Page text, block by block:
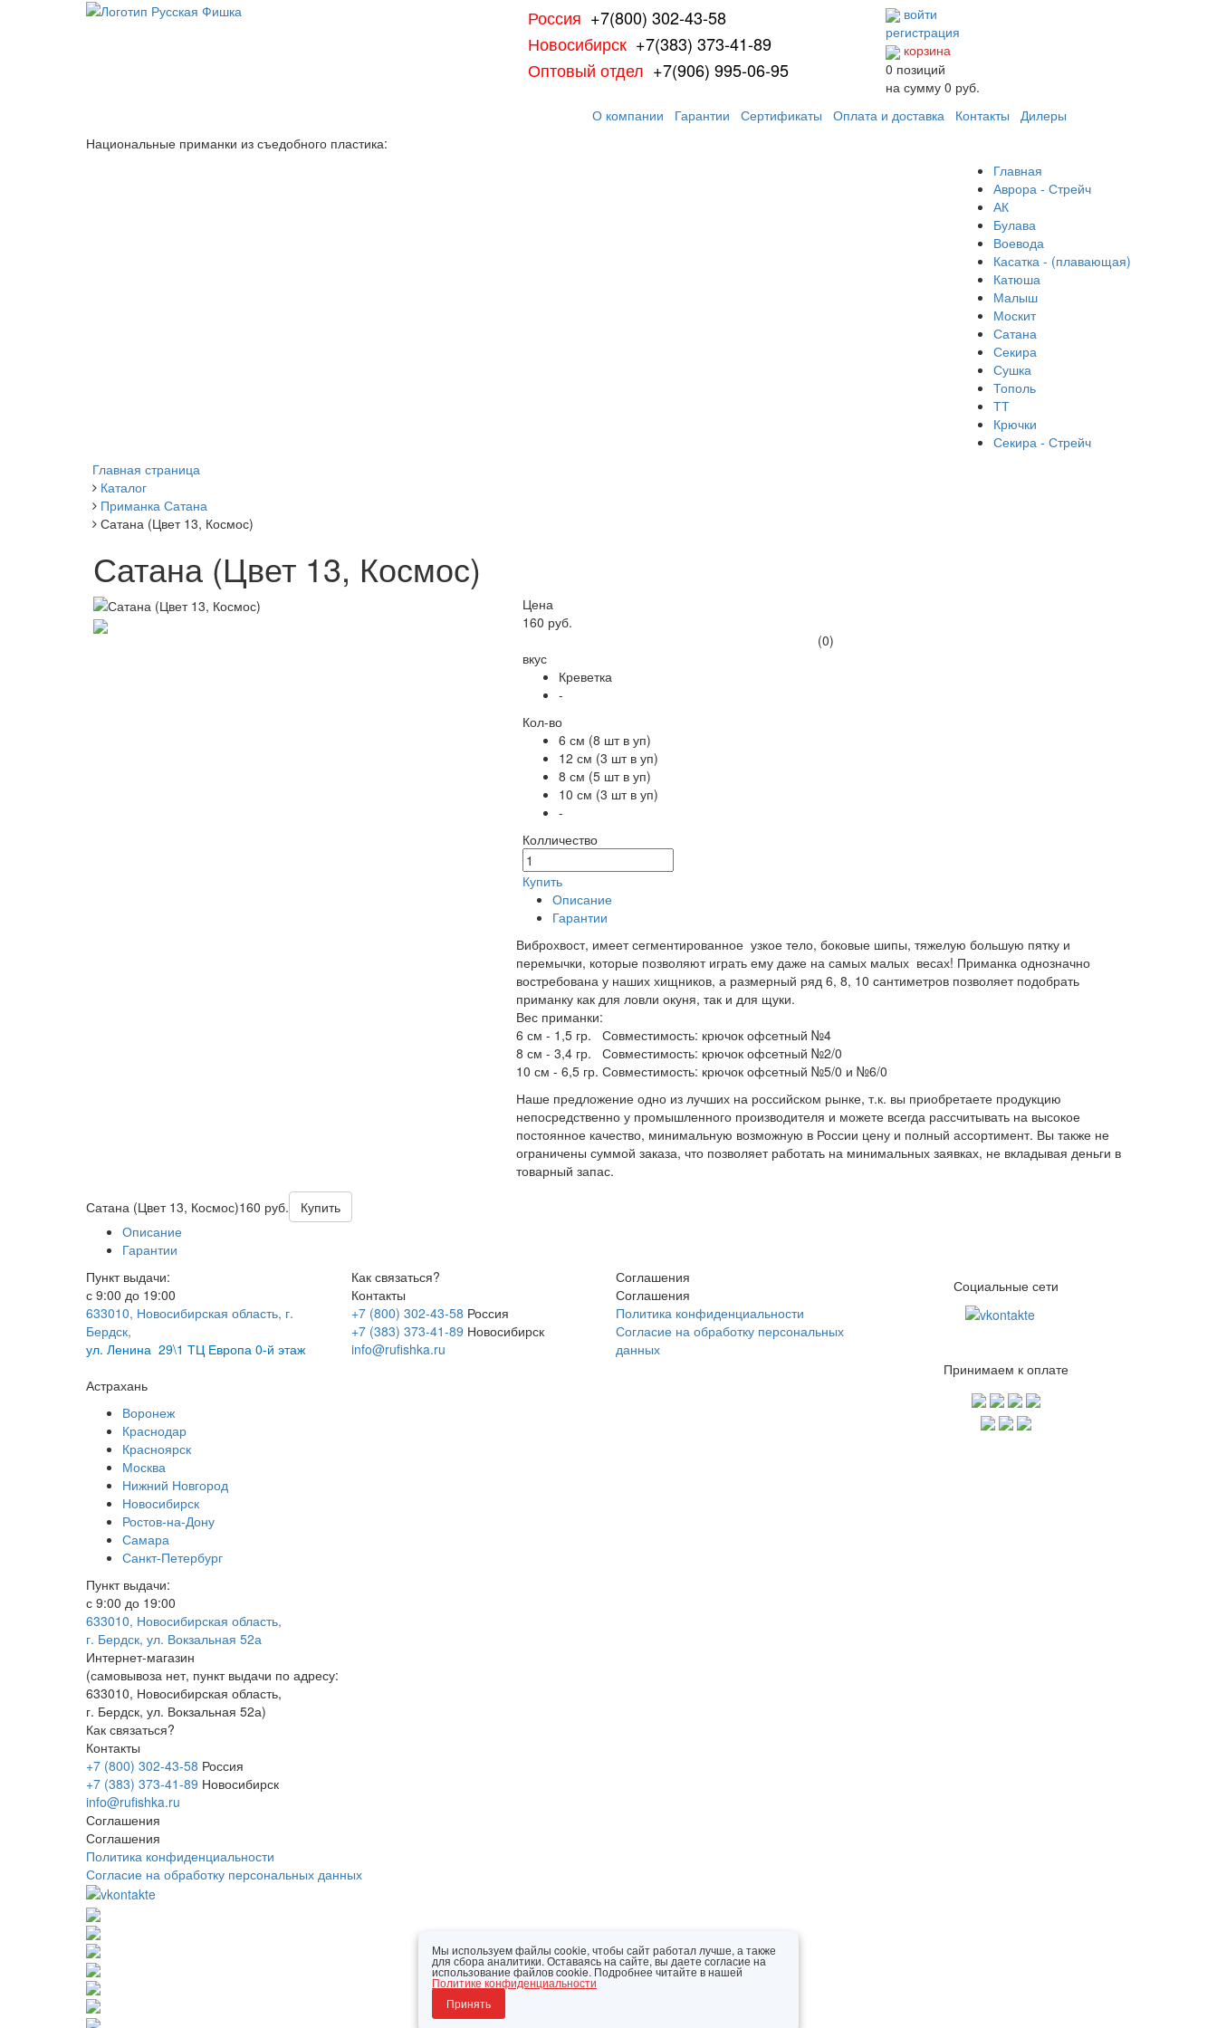
Россия +7(800) 302-43-58
Новосибирск +7(383) 373-41-89
Оптовый отдел +7(906) 995-06-95
войти
регистрация
корзина
0 позиций
на сумму 0 руб.
О компании
Гарантии Сертификаты Оплата и доставка Контакты
Дилеры
Национальные приманки из съедобного пластика:
Главная
Аврора - Стрейч
АК
Булава
Воевода
Касатка - (плавающая)
Катюша
Малыш
Москит
Сатана
Секира
Сушка
Тополь
ТТ
Крючки
Секира - Стрейч
Главная страница
Каталог
Приманка Сатана
Сатана (Цвет 13, Космос)
Сатана (Цвет 13, Космос)
Цена
160 руб.
(0)
вкус
Креветка
-
Кол-во
6 см (8 шт в уп)
12 см (3 шт в уп)
8 см (5 шт в уп)
10 см (3 шт в уп)
-
Колличество
Купить
Описание
Гарантии
Виброхвост, имеет сегментированное узкое тело, боковые шипы, тяжелую большую пятку и
перемычки, которые позволяют играть ему даже на самых малых весах! Приманка однозначно
востребована у наших хищников, а размерный ряд 6, 8, 10 сантиметров позволяет подобрать
приманку как для ловли окуня, так и для щуки.
Вес приманки:
6 см - 1,5 гр. Совместимость: крючок офсетный №4
8 см - 3,4 гр. Совместимость: крючок офсетный №2/0
10 см - 6,5 гр. Совместимость: крючок офсетный №5/0 и №6/0
Наше предложение одно из лучших на российском рынке, т.к. вы приобретаете продукцию
непосредственно у промышленного производителя и можете всегда рассчитывать на высокое
постоянное качество, минимальную возможную в России цену и полный ассортимент. Вы также не
ограничены суммой заказа, что позволяет работать на минимальных заявках, не вкладывая деньги в
товарный запас.
Сатана (Цвет 13, Космос)160 руб.
Купить
Описание
Гарантии
Пункт выдачи:
с 9:00 до 19:00
633010, Новосибирская область, г.
Бердск,
ул. Ленина 29\1 ТЦ Европа 0-й этаж
Астрахань
Воронеж
Краснодар
Красноярск
Москва
Нижний Новгород
Новосибирск
Ростов-на-Дону
Самара
Санкт-Петербург
Как связаться?
Контакты
+7 (800) 302-43-58 Россия
+7 (383) 373-41-89 Новосибирск
info@rufishka.ru
Соглашения
Соглашения
Политика конфиденциальности
Согласие на обработку персональных
данных
Социальные сети
Принимаем к оплате
Пункт выдачи:
с 9:00 до 19:00
633010, Новосибирская область,
г. Бердск, ул. Вокзальная 52а
Интернет-магазин
(самовывоза нет, пункт выдачи по адресу:
633010, Новосибирская область,
г. Бердск, ул. Вокзальная 52а)
Как связаться?
Контакты
+7 (800) 302-43-58 Россия
+7 (383) 373-41-89 Новосибирск
info@rufishka.ru
Соглашения
Соглашения
Политика конфиденциальности
Согласие на обработку персональных данных
Мы используем файлы cookie, чтобы сайт работал лучше, а также
для сбора аналитики. Оставаясь на сайте, вы даете согласие на
использование файлов cookie. Подробнее читайте в нашей
Политике конфиденциальности
Принять